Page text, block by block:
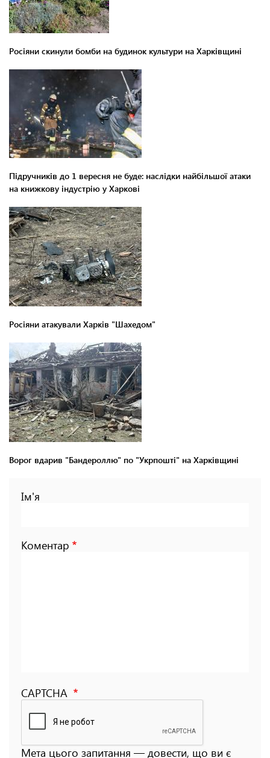
Росіяни скинули бомби на будинок культури на Харківщині
Підручників до 1 вересня не буде: наслідки найбільшої атаки
на книжкову індустрію у Харкові
Росіяни атакували Харків "Шахедом"
Ворог вдарив "Бандероллю" по "Укрпошті" на Харківщині
Ім'я
Коментар
CAPTCHA
Мета цього запитання — довести, що ви є